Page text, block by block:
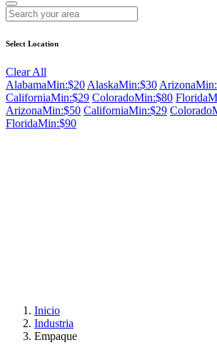
Select Location
Clear All
AlabamaMin:$20 AlaskaMin:$30 Arizona
CaliforniaMin:$29 ColoradoMin:$80 Florida
ArizonaMin:$50 CaliforniaMin:$29 Colorado
FloridaMin:$90
Inicio
Industria
Empaque